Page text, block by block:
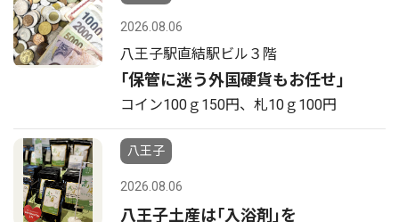
2026.08.06
八王子駅直結駅ビル３階
｢保管に迷う外国硬貨もお任せ｣
コイン100ｇ150円、札10ｇ100円
八王子
2026.08.06
八王子土産は｢入浴剤｣を